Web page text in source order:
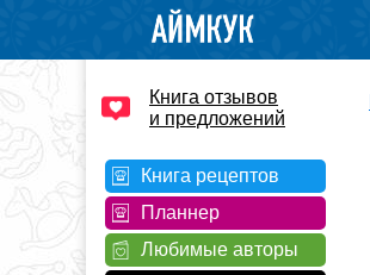
Книга отзывов
и предложений
Книга рецептов
Планнер
Любимые авторы